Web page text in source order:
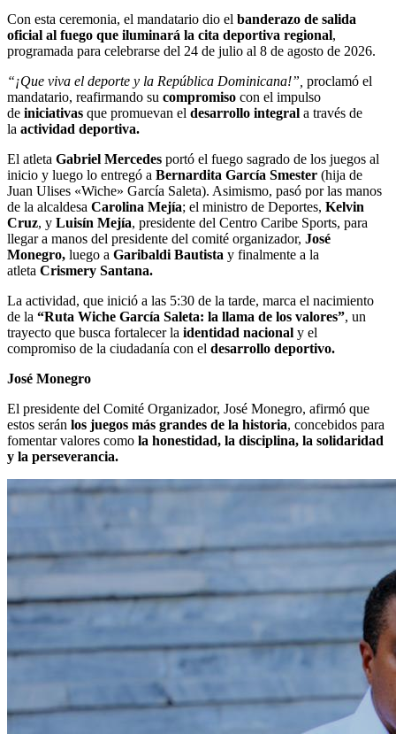
Con esta ceremonia, el mandatario dio el banderazo de salida
oficial al fuego que iluminará la cita deportiva regional,
programada para celebrarse del 24 de julio al 8 de agosto de 2026.
“¡Que viva el deporte y la República Dominicana!”, proclamó el
mandatario, reafirmando su compromiso con el impulso
de iniciativas que promuevan el desarrollo integral a través de
la actividad deportiva.
El atleta Gabriel Mercedes portó el fuego sagrado de los juegos al
inicio y luego lo entregó a Bernardita García Smester (hija de
Juan Ulises «Wiche» García Saleta). Asimismo, pasó por las manos
de la alcaldesa Carolina Mejía; el ministro de Deportes, Kelvin
Cruz, y Luisín Mejía, presidente del Centro Caribe Sports, para
llegar a manos del presidente del comité organizador, José
Monegro, luego a Garibaldi Bautista y finalmente a la
atleta Crismery Santana.
La actividad, que inició a las 5:30 de la tarde, marca el nacimiento
de la “Ruta Wiche García Saleta: la llama de los valores”, un
trayecto que busca fortalecer la identidad nacional y el
compromiso de la ciudadanía con el desarrollo deportivo.
José Monegro
El presidente del Comité Organizador, José Monegro, afirmó que
estos serán los juegos más grandes de la historia, concebidos para
fomentar valores como la honestidad, la disciplina, la solidaridad
y la perseverancia.